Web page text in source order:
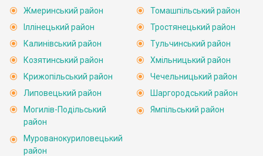
Жмеринський район
Іллінецький район
Калинівський район
Козятинський район
Крижопільський район
Липовецький район
Могилів-Подільський
район
Мурованокуриловецький
район
Томашпільський район
Тростянецький район
Тульчинський район
Хмільницький район
Чечельницький район
Шаргородський район
Ямпільський район